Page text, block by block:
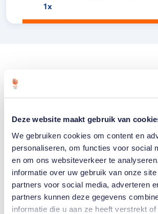
Deze website maakt gebruik van
We gebruiken cookies om content en
personaliseren, om functies voor social
en om ons websiteverkeer te
informatie over uw gebruik van onze
partners voor social media, adverteren
partners kunnen deze gegevens
informatie die u aan ze heeft verstrekt
1x
Welke Nederlanders
ooit meegedaan aan de
Olympische Spelen?